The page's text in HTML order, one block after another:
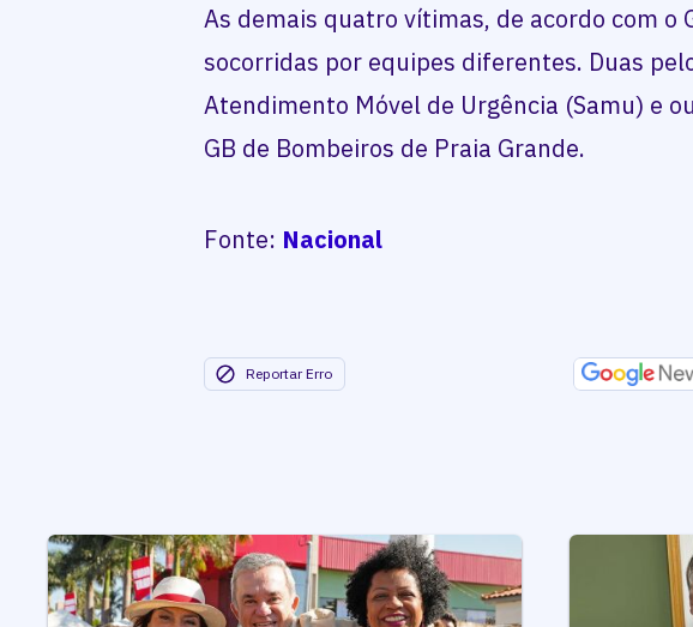
As demais quatro vítimas, de acordo com o
socorridas por equipes diferentes. Duas
Atendimento Móvel de Urgência (Samu) e
GB de Bombeiros de Praia Grande.
Fonte: Nacional
Reportar Erro